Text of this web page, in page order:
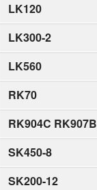
LK120
LK300-2
LK560
RK70
RK904C RK907B
SK450-8
SK200-12